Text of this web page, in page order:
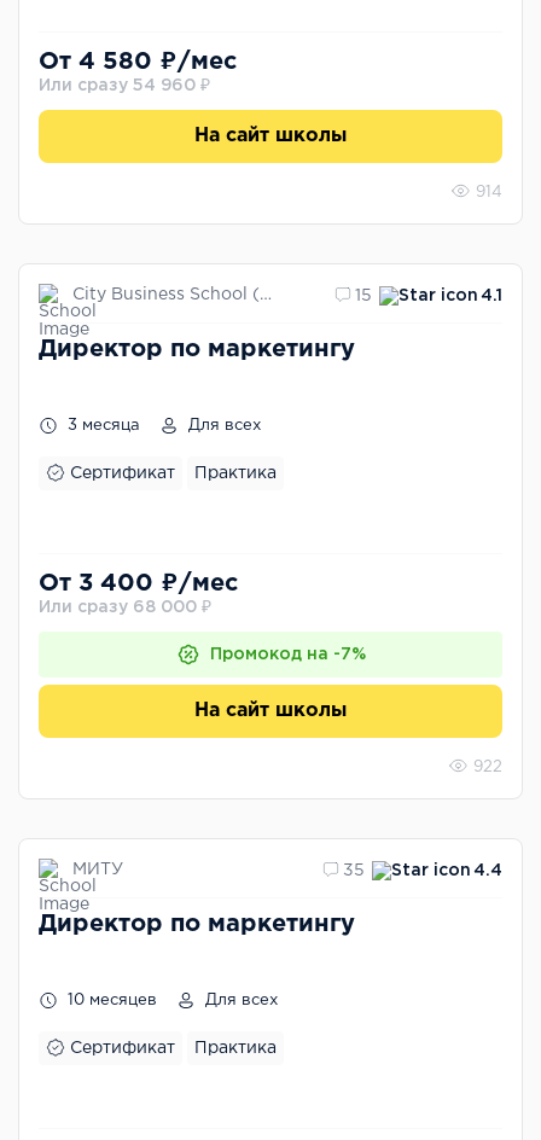
От 4 580 ₽/мес
Или сразу 54 960 ₽
На сайт школы
914
City Business School (CBS) 15 4.1
Директор по маркетингу
3 месяца Для всех
Сертификат Практика
От 3 400 ₽/мес
Или сразу 68 000 ₽
Промокод на -7%
На сайт школы
922
МИТУ 35 4.4
Директор по маркетингу
10 месяцев Для всех
Сертификат Практика